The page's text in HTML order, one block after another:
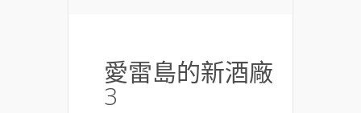
愛雷島的新酒廠
3